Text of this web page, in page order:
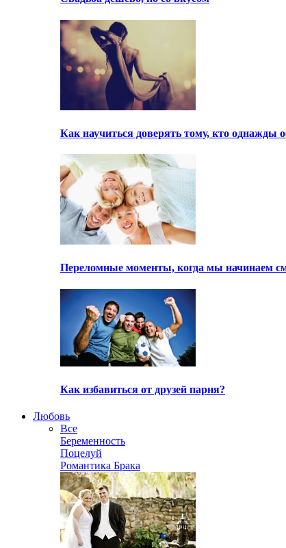
Как научиться доверять тому, кто однажды
Переломные моменты, когда мы начинаем
Как избавиться от друзей парня?
Любовь
Все
Беременность
Поцелуй
Романтика Брака